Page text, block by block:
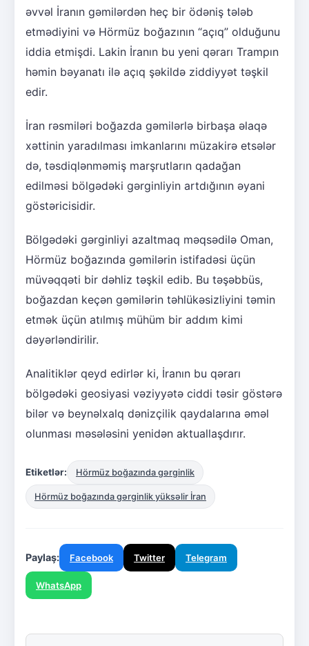
əvvəl İranın gəmilərdən heç bir ödəniş tələb
etmədiyini və Hörmüz boğazının “açıq” olduğunu
iddia etmişdi. Lakin İranın bu yeni qərarı Trampın
həmin bəyanatı ilə açıq şəkildə ziddiyyət təşkil
edir.
İran rəsmiləri boğazda gəmilərlə birbaşa əlaqə
xəttinin yaradılması imkanlarını müzakirə etsələr
də, təsdiqlənməmiş marşrutların qadağan
edilməsi bölgədəki gərginliyin artdığının əyani
göstəricisidir.
Bölgədəki gərginliyi azaltmaq məqsədilə Oman,
Hörmüz boğazında gəmilərin istifadəsi üçün
müvəqqəti bir dəhliz təşkil edib. Bu təşəbbüs,
boğazdan keçən gəmilərin təhlükəsizliyini təmin
etmək üçün atılmış mühüm bir addım kimi
dəyərləndirilir.
Analitiklər qeyd edirlər ki, İranın bu qərarı
bölgədəki geosiyasi vəziyyətə ciddi təsir göstərə
bilər və beynəlxalq dənizçilik qaydalarına əməl
olunması məsələsini yenidən aktuallaşdırır.
Etiketlər: Hörmüz boğazında gərginlik
Hörmüz boğazında gərginlik yüksəlir İran
Paylaş: Facebook Twitter Telegram
WhatsApp